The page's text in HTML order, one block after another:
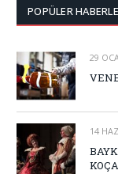
POPÜLER
29
14